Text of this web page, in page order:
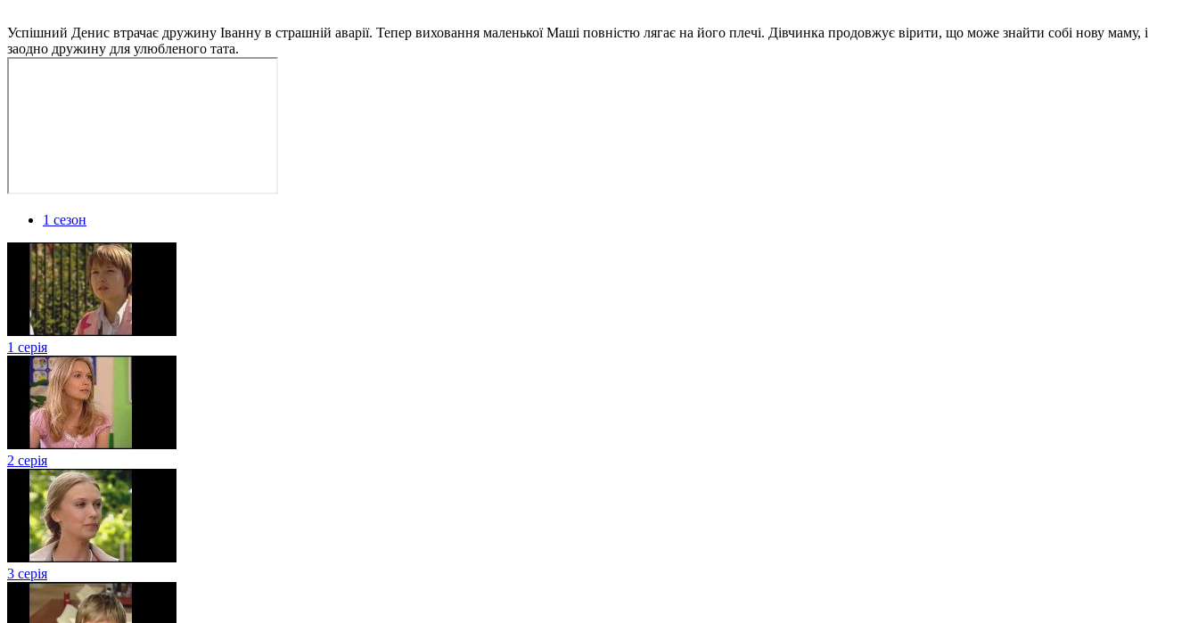
Успішний Денис втрачає дружину Іванну в страшній аварії. Тепер виховання маленької Маші повністю лягає на його плечі. Дівчинка продовжує вірити, що може знайти собі нову маму, і
заодно дружину для улюбленого тата.
1 сезон
1 серія
2 серія
3 серія